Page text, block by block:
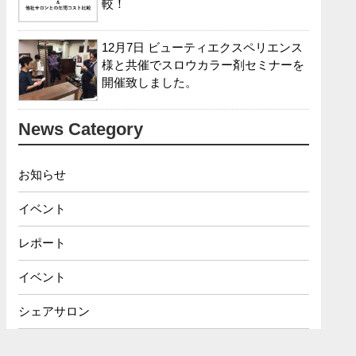
較！
12月7日 ビューティエクスペリエンス
様と共催でスロウカラー剤セミナーを
開催致しました。
News Category
お知らせ
イベント
レポート
イベント
シェアサロン